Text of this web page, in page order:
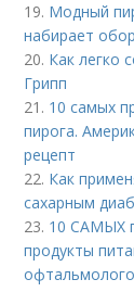
19. Модный
набирает
20. Как легко
Грипп
21. 10 самых
пирога.
рецепт
22. Как
сахарным
23. 10 САМЫХ
продукты